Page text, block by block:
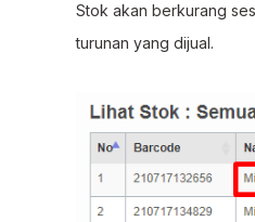
Stok akan berkurang
turunan yang dijual.